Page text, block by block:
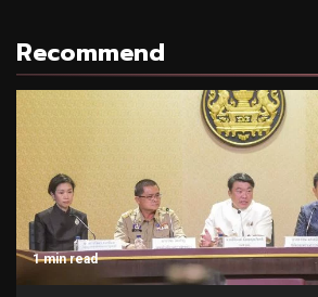
Recommend
1 min read